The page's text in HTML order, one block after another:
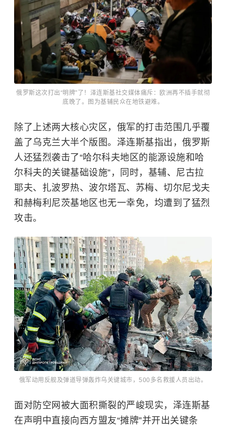
俄罗斯这次打出“明牌”了！泽连斯基社交媒体痛斥：欧洲再不插手就彻
底晚了。图为基辅民众在地铁避难。
除了上述两大核心灾区，俄军的打击范围几乎覆
盖了乌克兰大半个版图。泽连斯基指出，俄罗斯
人还猛烈袭击了“哈尔科夫地区的能源设施和哈
尔科夫的关键基础设施”，同时，基辅、尼古拉
耶夫、扎波罗热、波尔塔瓦、苏梅、切尔尼戈夫
和赫梅利尼茨基地区也无一幸免，均遭到了猛烈
攻击。
俄军动用反舰及弹道导弹轰炸乌关键城市，500多名救援人员出动。
面对防空网被大面积撕裂的严峻现实，泽连斯基
在声明中直接向西方盟友“摊牌”并开出关键条